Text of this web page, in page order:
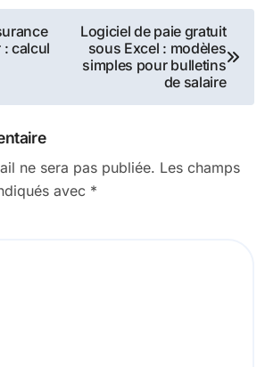
: calcul
Logiciel de paie gratuit
sous Excel : modèles
simples pour bulletins
de salaire
ne sera pas publiée. Les champs
avec *